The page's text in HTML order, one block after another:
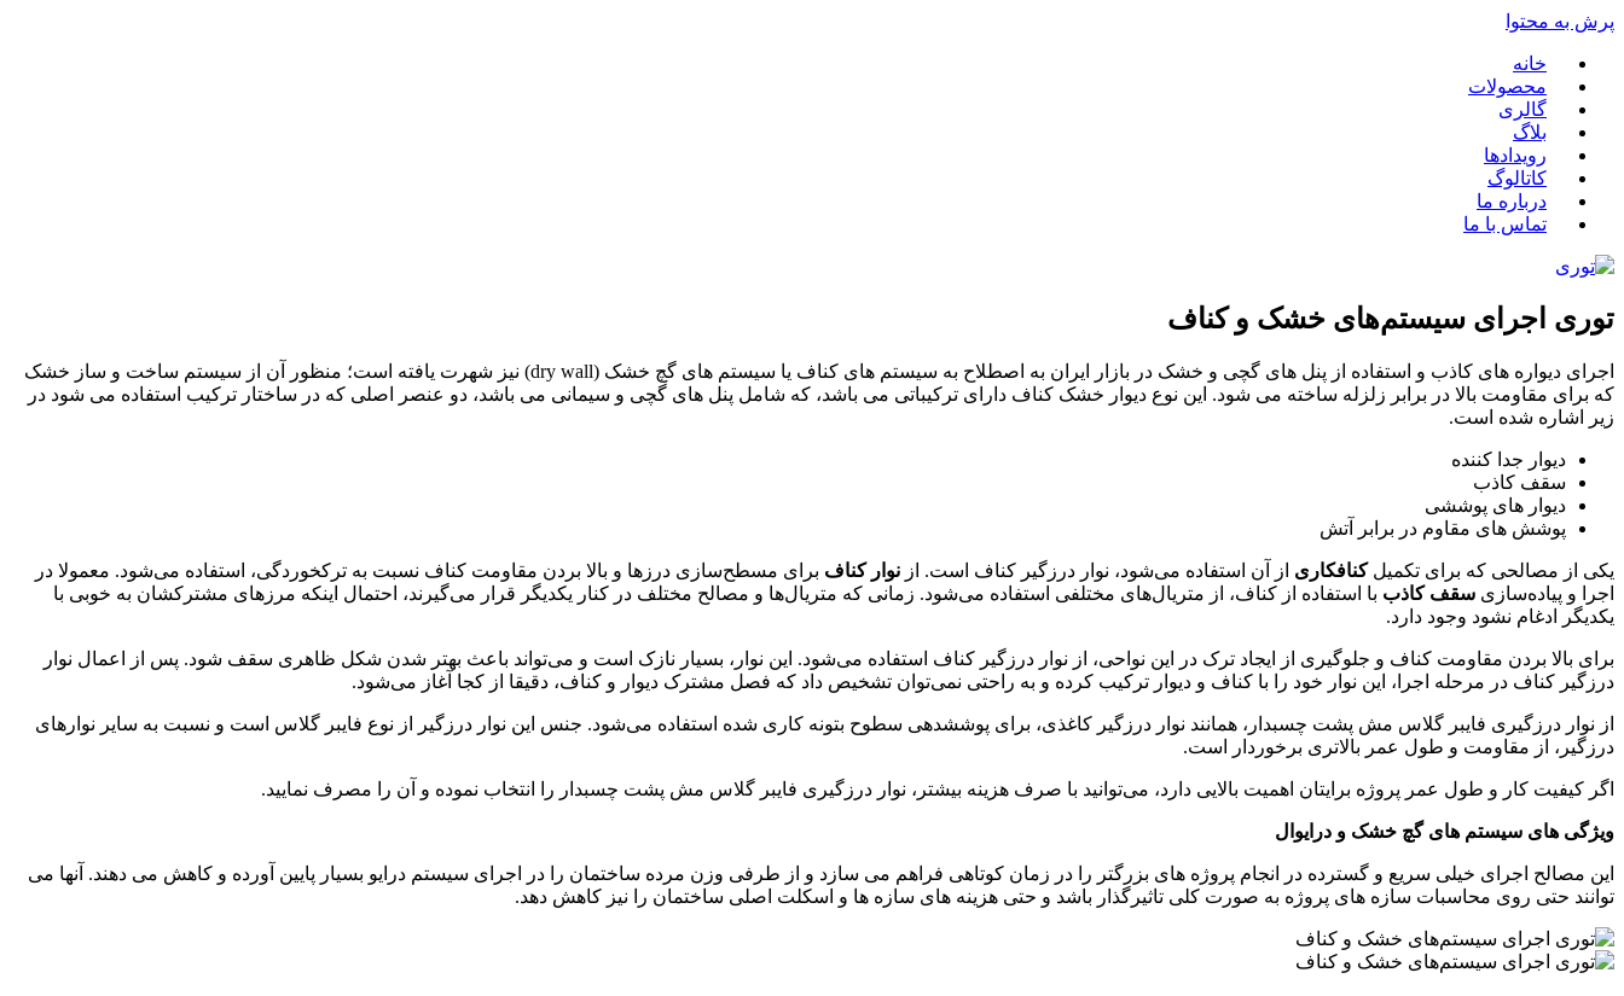
پرش به محتوا
خانه
محصولات
گالری
بلاگ
رویدادها
کاتالوگ
درباره ما
تماس با ما
توری اجرای سیستم‌های خشک و کناف
اجرای دیواره های کاذب و استفاده از پنل های گچی و خشک در بازار ایران به اصطلاح به سیستم های کناف یا سیستم های گچ خشک (dry wall) نیز شهرت یافته است؛ منظور آن از سیستم ساخت و ساز خشک
که برای مقاومت بالا در برابر زلزله ساخته می شود. این نوع دیوار خشک کناف دارای ترکیباتی می باشد، که شامل پنل های گچی و سیمانی می باشد، دو عنصر اصلی که در ساختار ترکیب استفاده می شود در
زیر اشاره شده است.
دیوار جدا کننده
سقف کاذب
دیوار های پوششی
پوشش های مقاوم در برابر آتش
یکی از مصالحی که برای تکمیلکنافکاری از آن استفاده می‌شود، نوار درزگیر کناف است. از نوار کناف
برای مسطح‌سازی درز‌ها و بالا بردن مقاومت کناف نسبت به ترک‎خوردگی، استفاده می‌شود. معمولا در
اجرا و پیاده‌سازی سقف کاذب با استفاده از کناف، از متریال‌های مختلفی استفاده می‌شود. زمانی که متریال‌ها و مصالح مختلف در کنار یکدیگر قرار می‌گیرند، احتمال اینکه مرزهای مشترکشان به خوبی با
یکدیگر ادغام نشود وجود دارد.
برای بالا بردن مقاومت کناف و جلوگیری از ایجاد ترک در این نواحی، از نوار درزگیر کناف استفاده می‌شود. این نوار، بسیار نازک است و می‌تواند باعث بهتر شدن شکل ظاهری سقف شود. پس از اعمال نوار
درزگیر کناف در مرحله اجرا، این نوار خود را با کناف و دیوار ترکیب کرده و به راحتی نمی‌توان تشخیص داد که فصل مشترک دیوار و کناف، دقیقا از کجا آغاز می‌شود.
از نوار درزگیری فایبر گلاس مش پشت چسب‎دار، همانند نوار درزگیر کاغذی، برای پوشش‎دهی سطوح بتونه کاری شده استفاده می‌شود. جنس این نوار درزگیر از نوع فایبر گلاس است و نسبت به سایر نوار‌های
درزگیر، از مقاومت و طول عمر بالاتری برخوردار است.
اگر کیفیت کار و طول عمر پروژه برایتان اهمیت بالایی دارد، می‌توانید با صرف هزینه بیشتر، نوار درزگیری فایبر گلاس مش پشت چسب‎دار را انتخاب نموده و آن را مصرف نمایید.
ویژگی های سیستم های گچ خشک و درایوال
این مصالح اجرای خیلی سریع و گسترده در انجام پروژه های بزرگتر را در زمان کوتاهی فراهم می سازد و از طرفی وزن مرده ساختمان را در اجرای سیستم درایو بسیار پایین آورده و کاهش می دهند. آنها می
توانند حتی روی محاسبات سازه های پروژه به صورت کلی تاثیرگذار باشد و حتی هزینه های سازه ها و اسکلت اصلی ساختمان را نیز کاهش دهد.